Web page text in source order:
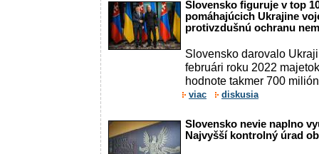
Slovensko figuruje v top
pomáhajúcich Ukrajine
protivzdušnú ochranu
Slovensko darovalo
februári roku 2022
hodnote takmer 700
viac diskusia
Slovensko nevie naplno
Najvyšší kontrolný úrad